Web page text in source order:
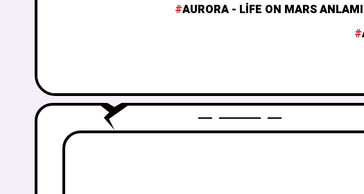
AURORA - LIFE ON MARS ANLAMI